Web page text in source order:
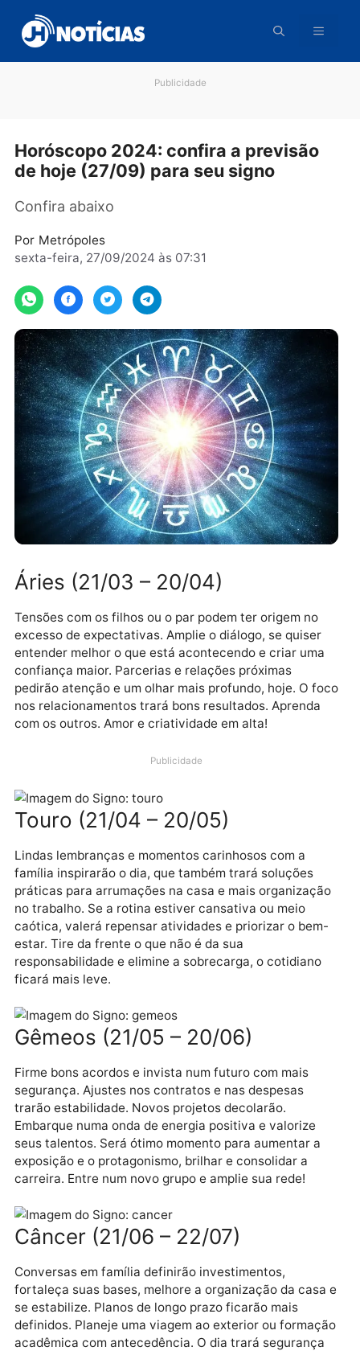
para
conteúdo
Horóscopo 2024: confira a previsão
Por Metrópoles
sexta-feira, 27/09/2024 às 07:31
Áries (21/03 – 20/04)
Tensões com os filhos ou o par podem ter origem no
excesso de expectativas. Amplie o diálogo, se quiser
entender melhor o que está acontecendo e criar uma
pedirão atenção e um olhar mais profundo, hoje. O
com os outros. Amor e criatividade em alta!
Touro (21/04 – 20/05)
Lindas lembranças e momentos carinhosos com a
família inspirarão o dia, que também trará soluções
práticas para arrumações na casa e mais
no trabalho. Se a rotina estiver cansativa ou meio
caótica, valerá repensar atividades e priorizar o
estar. Tire da frente o que não é da sua
responsabilidade e elimine a sobrecarga, o cotidiano
ficará mais leve.
Gêmeos (21/05 – 20/06)
Firme bons acordos e invista num futuro com mais
segurança. Ajustes nos contratos e nas despesas
trarão estabilidade. Novos projetos decolarão.
Embarque numa onda de energia positiva e valorize
seus talentos. Será ótimo momento para aumentar a
exposição e o protagonismo, brilhar e consolidar a
carreira. Entre num novo grupo e amplie sua rede!